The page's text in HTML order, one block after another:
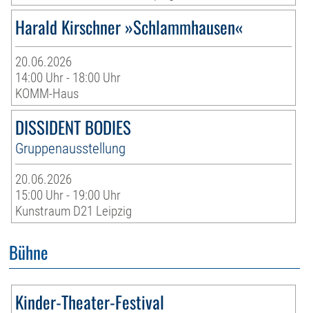
Harald Kirschner »Schlammhausen«
20.06.2026
14:00 Uhr - 18:00 Uhr
KOMM-Haus
DISSIDENT BODIES
Gruppenausstellung
20.06.2026
15:00 Uhr - 19:00 Uhr
Kunstraum D21 Leipzig
Bühne
Kinder-Theater-Festival